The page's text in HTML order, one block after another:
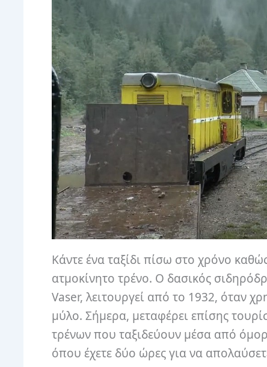
Κάντε ένα ταξίδι πίσω στο χρόνο
ατμοκίνητο τρένο. Ο δασικός
Vaser, λειτουργεί από το 1932, όταν
μύλο. Σήμερα, μεταφέρει επίσης
τρένων που ταξιδεύουν μέσα από
όπου έχετε δύο ώρες για να